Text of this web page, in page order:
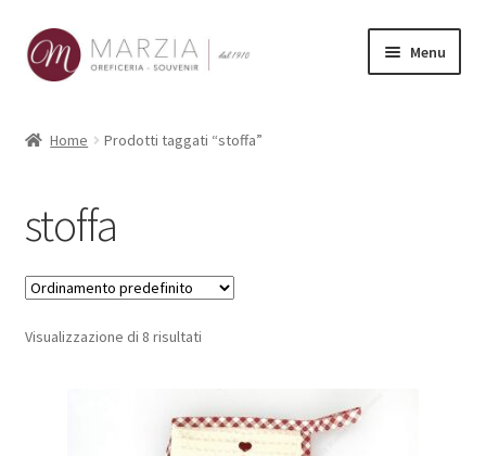
Vai
alla
Vai
al
Menu
La nostra storia
Contatti
Carrello
Home Prodotti taggati “stoffa”
stoffa
Visualizzazione di 8 risultati